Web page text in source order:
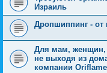
Израиль
Дропшиппинг - от
Для мам, женщин,
не выходя из
компании